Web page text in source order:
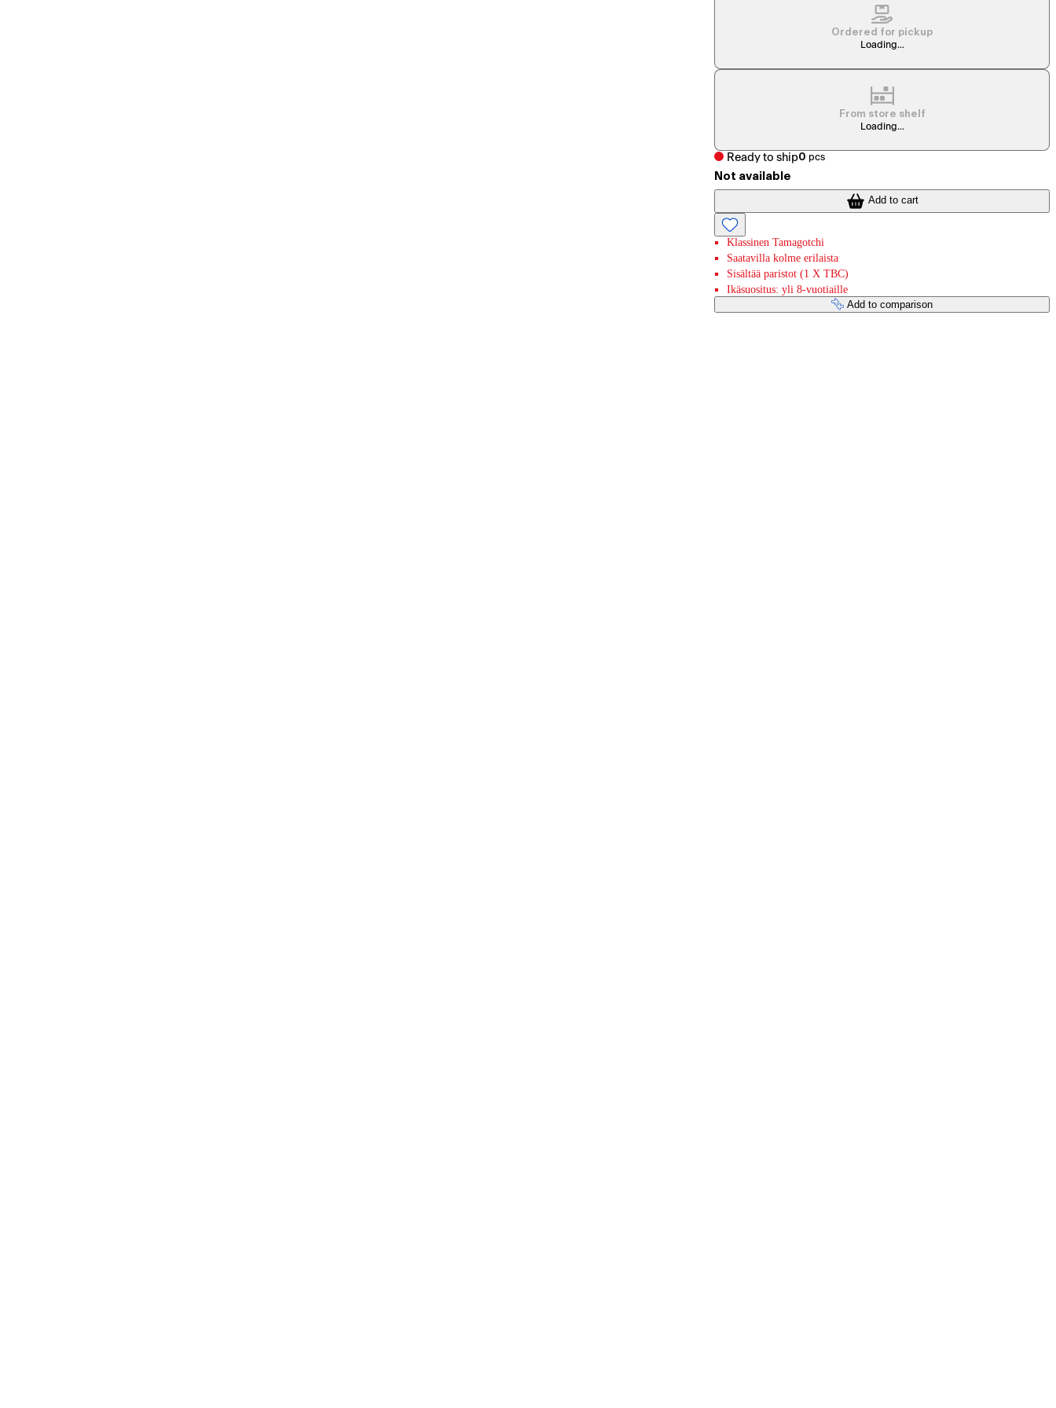
Ordered for pickup
Loading...
From store shelf
Loading...
Ready to ship0 pcs
Not available
Add to cart
Klassinen Tamagotchi
Saatavilla kolme erilaista
Sisältää paristot (1 X TBC)
Ikäsuositus: yli 8-vuotiaille
Add to comparison